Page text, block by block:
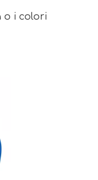
o i colori